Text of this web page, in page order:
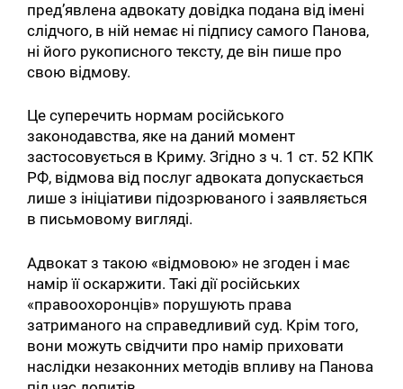
пред’явлена адвокату довідка подана від імені
слідчого, в ній немає ні підпису самого Панова,
ні його рукописного тексту, де він пише про
свою відмову.
Це суперечить нормам російського
законодавства, яке на даний момент
застосовується в Криму. Згідно з ч. 1 ст. 52 КПК
РФ, відмова від послуг адвоката допускається
лише з ініціативи підозрюваного і заявляється
в письмовому вигляді.
Адвокат з такою «відмовою» не згоден і має
намір її оскаржити. Такі дії російських
«правоохоронців» порушують права
затриманого на справедливий суд. Крім того,
вони можуть свідчити про намір приховати
наслідки незаконних методів впливу на Панова